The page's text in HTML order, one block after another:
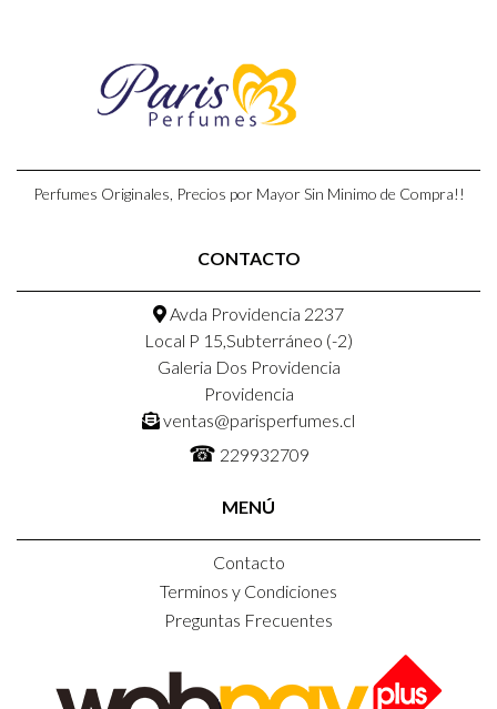
Perfumes Originales, Precios por Mayor Sin Minimo de Compra!!
CONTACTO
Avda Providencia 2237
Local P 15,Subterráneo (-2)
Galeria Dos Providencia
Providencia
ventas@parisperfumes.cl
☎ 229932709
MENÚ
Contacto
Terminos y Condiciones
Preguntas Frecuentes